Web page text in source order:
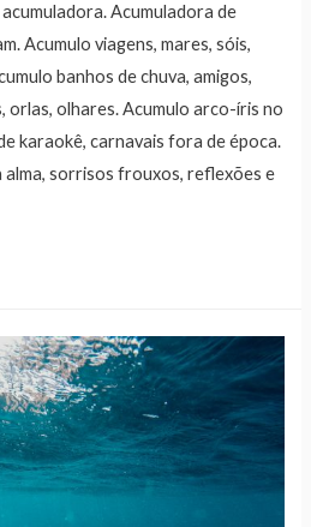
Acumuladora de
Acumulo viagens, mares, sóis,
banhos de chuva, amigos,
orlas, olhares. Acumulo arco-íris no
karaokê, carnavais fora de época.
alma, sorrisos frouxos, reflexões e